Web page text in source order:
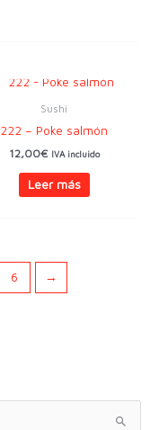
Sushi
222 – Poke salmón
12,00€ IVA incluido
Leer más
6 →